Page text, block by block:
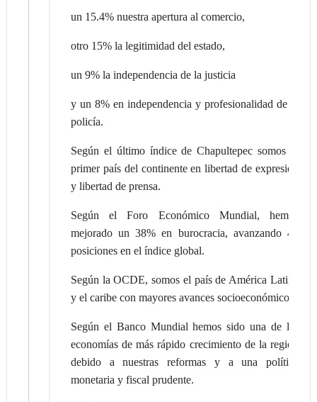
un 15.4% nuestra apertura al comercio,
otro 15% la legitimidad del estado,
un 9% la independencia de la justicia
y un 8% en independencia y profesionalidad de la
policía.
Según el último índice de Chapultepec somos el
primer país del continente en libertad de expresión
y libertad de prensa.
Según el Foro Económico Mundial, hemos
mejorado un 38% en burocracia, avanzando 42
posiciones en el índice global.
Según la OCDE, somos el país de América Latina
y el caribe con mayores avances socioeconómicos.
Según el Banco Mundial hemos sido una de las
economías de más rápido crecimiento de la región
debido a nuestras reformas y a una política
monetaria y fiscal prudente.